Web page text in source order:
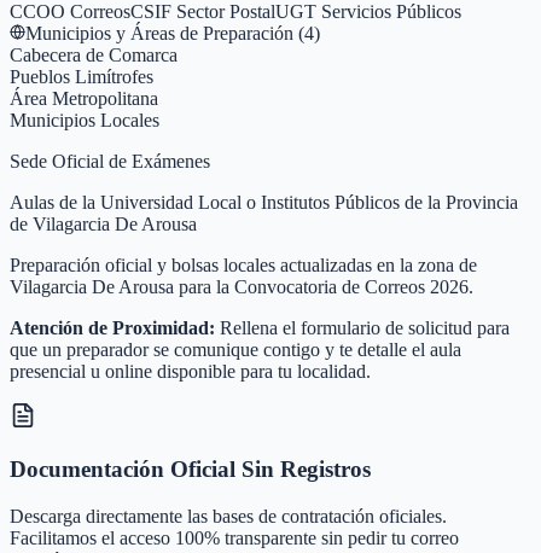
CCOO CorreosCSIF Sector PostalUGT Servicios Públicos
Municipios y Áreas de Preparación (4)
Cabecera de Comarca
Pueblos Limítrofes
Área Metropolitana
Municipios Locales
Sede Oficial de Exámenes
Aulas de la Universidad Local o Institutos Públicos de la Provincia
de Vilagarcia De Arousa
Preparación oficial y bolsas locales actualizadas en la zona de
Vilagarcia De Arousa para la Convocatoria de Correos 2026.
Atención de Proximidad: Rellena el formulario de solicitud para
que un preparador se comunique contigo y te detalle el aula
presencial u online disponible para tu localidad.
Documentación Oficial Sin Registros
Descarga directamente las bases de contratación oficiales.
Facilitamos el acceso 100% transparente sin pedir tu correo